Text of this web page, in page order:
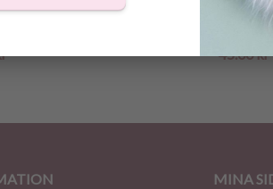
45.00kr
MINA